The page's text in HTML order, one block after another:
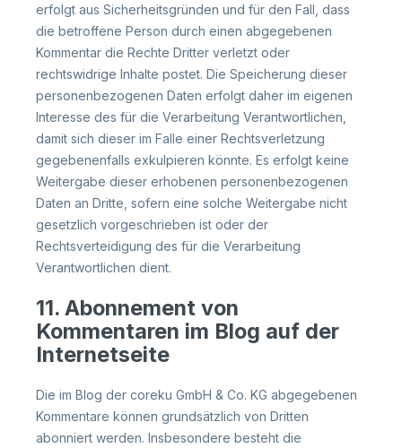
erfolgt aus Sicherheitsgründen und für den Fall, dass
die betroffene Person durch einen abgegebenen
Kommentar die Rechte Dritter verletzt oder
rechtswidrige Inhalte postet. Die Speicherung dieser
personenbezogenen Daten erfolgt daher im eigenen
Interesse des für die Verarbeitung Verantwortlichen,
damit sich dieser im Falle einer Rechtsverletzung
gegebenenfalls exkulpieren könnte. Es erfolgt keine
Weitergabe dieser erhobenen personenbezogenen
Daten an Dritte, sofern eine solche Weitergabe nicht
gesetzlich vorgeschrieben ist oder der
Rechtsverteidigung des für die Verarbeitung
Verantwortlichen dient.
11. Abonnement von
Kommentaren im Blog auf der
Internetseite
Die im Blog der coreku GmbH & Co. KG abgegebenen
Kommentare können grundsätzlich von Dritten
abonniert werden. Insbesondere besteht die